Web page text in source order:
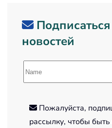
новостей
Пожалуйста,
рассылку, чтобы